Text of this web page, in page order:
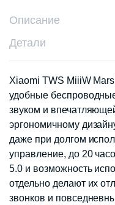
Описание
Детали
Xiaomi TWS MiiiW
удобные
звуком и
эргономичному
даже при долгом
управление, до 20
5.0 и возможность
отдельно делают их
звонков и